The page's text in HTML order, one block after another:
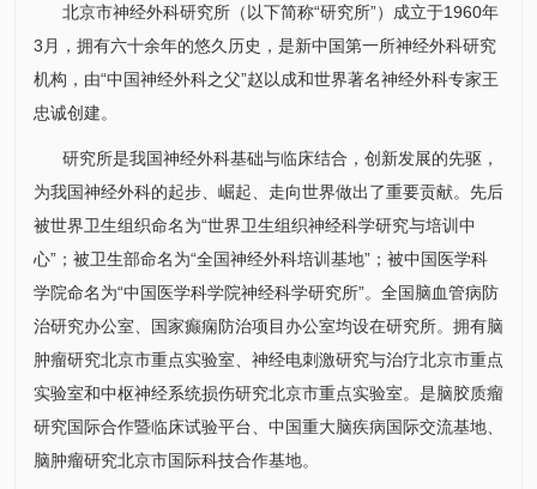
北京市神经外科研究所（以下简称“研究所”）成立于1960年
3月，拥有六十余年的悠久历史，是新中国第一所神经外科研究
机构，由“中国神经外科之父”赵以成和世界著名神经外科专家王
忠诚创建。
研究所是我国神经外科基础与临床结合，创新发展的先驱，
为我国神经外科的起步、崛起、走向世界做出了重要贡献。先后
被世界卫生组织命名为“世界卫生组织神经科学研究与培训中
心”；被卫生部命名为“全国神经外科培训基地”；被中国医学科
学院命名为“中国医学科学院神经科学研究所”。全国脑血管病防
治研究办公室、国家癫痫防治项目办公室均设在研究所。拥有脑
肿瘤研究北京市重点实验室、神经电刺激研究与治疗北京市重点
实验室和中枢神经系统损伤研究北京市重点实验室。是脑胶质瘤
研究国际合作暨临床试验平台、中国重大脑疾病国际交流基地、
脑肿瘤研究北京市国际科技合作基地。